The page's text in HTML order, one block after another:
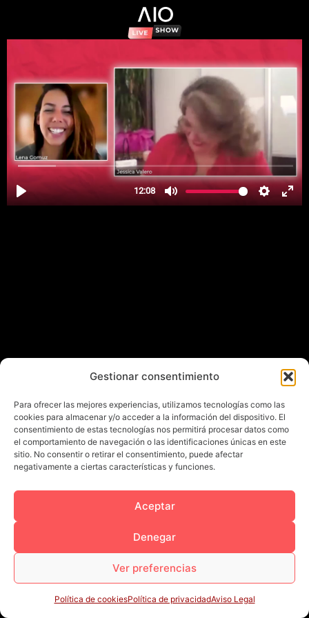
Gestionar consentimiento
Para ofrecer las mejores experiencias, utilizamos tecnologías como las
cookies para almacenar y/o acceder a la información del dispositivo. El
consentimiento de estas tecnologías nos permitirá procesar datos como
el comportamiento de navegación o las identificaciones únicas en este
sitio. No consentir o retirar el consentimiento, puede afectar
negativamente a ciertas características y funciones.
Aceptar
Denegar
Ver preferencias
Política de cookiesPolítica de privacidadAviso Legal